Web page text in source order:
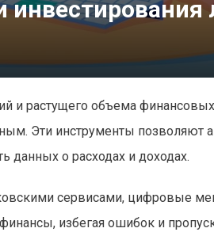
и растущего объема
Эти инструменты позволяют
данных о расходах и доходах.
сервисами, цифровые
избегая ошибок и